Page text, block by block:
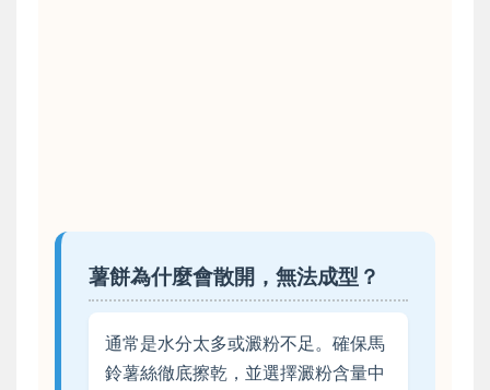
薯餅為什麼會散開，無法成型？
通常是水分太多或澱粉不足。確保馬
鈴薯絲徹底擦乾，並選擇澱粉含量中